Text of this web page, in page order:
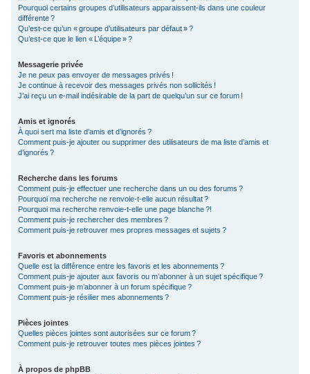
Pourquoi certains groupes d’utilisateurs apparaissent-ils dans une couleur
différente ?
Qu’est-ce qu’un « groupe d’utilisateurs par défaut » ?
Qu’est-ce que le lien « L’équipe » ?
Messagerie privée
Je ne peux pas envoyer de messages privés !
Je continue à recevoir des messages privés non sollicités !
J’ai reçu un e-mail indésirable de la part de quelqu’un sur ce forum !
Amis et ignorés
À quoi sert ma liste d’amis et d’ignorés ?
Comment puis-je ajouter ou supprimer des utilisateurs de ma liste d’amis et
d’ignorés ?
Recherche dans les forums
Comment puis-je effectuer une recherche dans un ou des forums ?
Pourquoi ma recherche ne renvoie-t-elle aucun résultat ?
Pourquoi ma recherche renvoie-t-elle une page blanche ?!
Comment puis-je rechercher des membres ?
Comment puis-je retrouver mes propres messages et sujets ?
Favoris et abonnements
Quelle est la différence entre les favoris et les abonnements ?
Comment puis-je ajouter aux favoris ou m’abonner à un sujet spécifique ?
Comment puis-je m’abonner à un forum spécifique ?
Comment puis-je résilier mes abonnements ?
Pièces jointes
Quelles pièces jointes sont autorisées sur ce forum ?
Comment puis-je retrouver toutes mes pièces jointes ?
À propos de phpBB